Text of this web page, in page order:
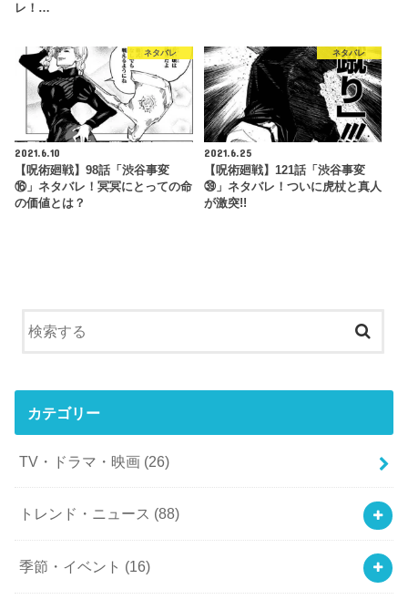
レ！…
ネタバレ
2021.6.10
【呪術廻戦】98話「渋谷事変
⑯」ネタバレ！冥冥にとっての命
の価値とは？
ネタバレ
2021.6.25
【呪術廻戦】121話「渋谷事変
㊴」ネタバレ！ついに虎杖と真人
が激突!!
カテゴリー
TV・ドラマ・映画 (26)
トレンド・ニュース (88)
季節・イベント (16)